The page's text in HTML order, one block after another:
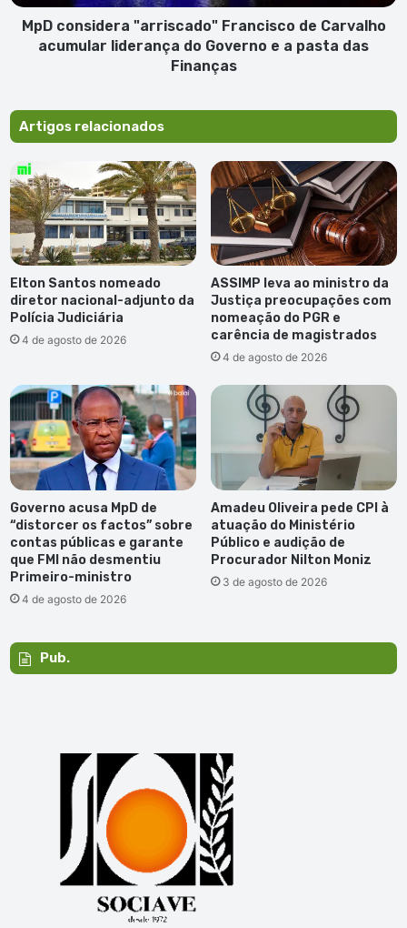
do
Governo
Finanças
MpD considera "arriscado" Francisco de Carvalho
acumular liderança do Governo e a pasta das
Finanças
Artigos relacionados
Elton Santos nomeado
diretor nacional-adjunto da
Polícia Judiciária
4 de agosto de 2026
ASSIMP leva ao ministro da
Justiça preocupações com
nomeação do PGR e
carência de magistrados
4 de agosto de 2026
Governo acusa MpD de
“distorcer os factos” sobre
contas públicas e garante
que FMI não desmentiu
Primeiro-ministro
4 de agosto de 2026
Amadeu Oliveira pede CPI à
atuação do Ministério
Público e audição de
Procurador Nilton Moniz
3 de agosto de 2026
Pub.